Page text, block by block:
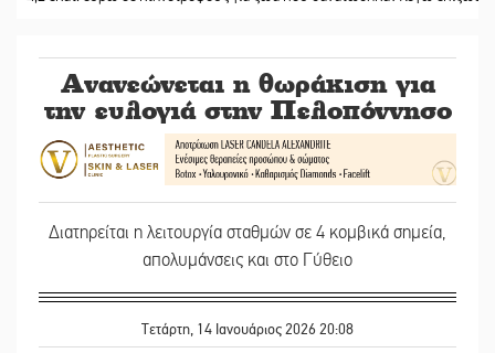
Ανανεώνεται η θωράκιση για
την ευλογιά στην Πελοπόννησο
Διατηρείται η λειτουργία σταθμών σε 4 κομβικά σημεία,
απολυμάνσεις και στο Γύθειο
Τετάρτη, 14 Ιανουάριος 2026 20:08